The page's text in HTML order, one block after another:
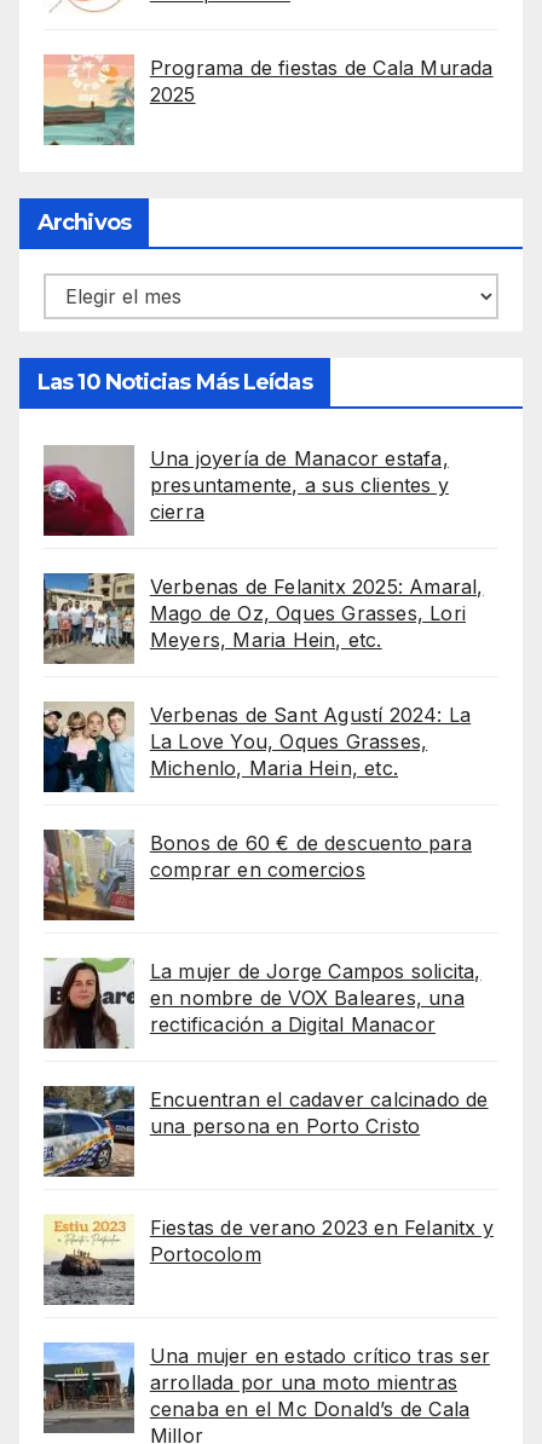
Programa de fiestas de Cala Murada
2025
Archivos
Archivos
Las 10 Noticias Más Leídas
Una joyería de Manacor estafa,
presuntamente, a sus clientes y
cierra
Verbenas de Felanitx 2025: Amaral,
Mago de Oz, Oques Grasses, Lori
Meyers, Maria Hein, etc.
Verbenas de Sant Agustí 2024: La
La Love You, Oques Grasses,
Michenlo, Maria Hein, etc.
Bonos de 60 € de descuento para
comprar en comercios
La mujer de Jorge Campos solicita,
en nombre de VOX Baleares, una
rectificación a Digital Manacor
Encuentran el cadaver calcinado de
una persona en Porto Cristo
Fiestas de verano 2023 en Felanitx y
Portocolom
Una mujer en estado crítico tras ser
arrollada por una moto mientras
cenaba en el Mc Donald’s de Cala
Millor